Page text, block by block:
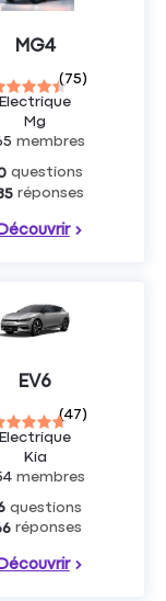
MG4
(75)
Electrique
Mg
membres
questions
réponses
EV6
(47)
Electrique
Kia
membres
questions
réponses
Découvrir